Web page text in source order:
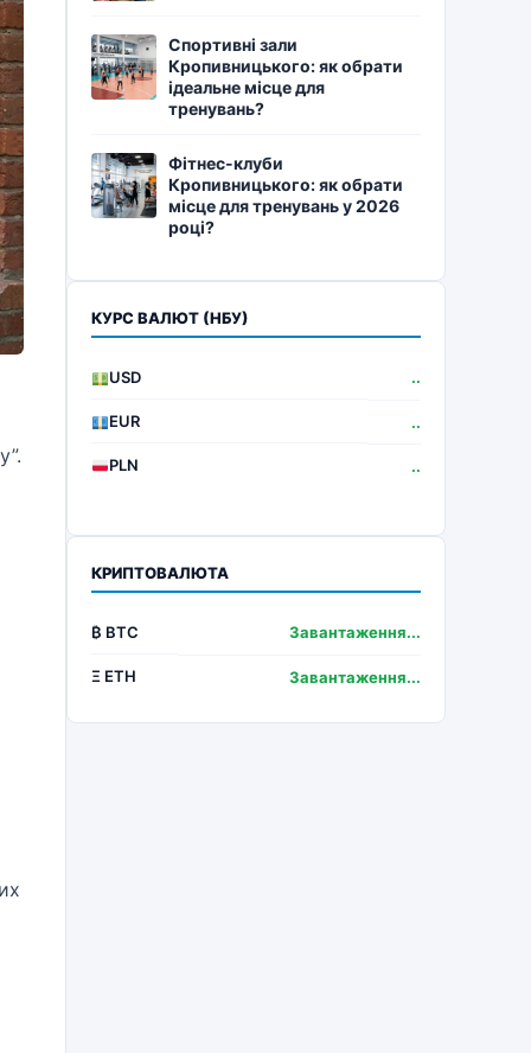
Спортивні зали
Кропивницького: як обрати
ідеальне місце для
тренувань?
Фітнес-клуби
Кропивницького: як обрати
місце для тренувань у 2026
році?
КУРС ВАЛЮТ (НБУ)
USD ..
EUR ..
PLN ..
КРИПТОВАЛЮТА
₿ BTC Завантаження...
Ξ ETH Завантаження...